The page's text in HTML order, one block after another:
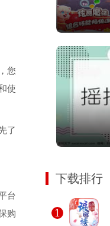
您
使
了
台
购
下载排行
1